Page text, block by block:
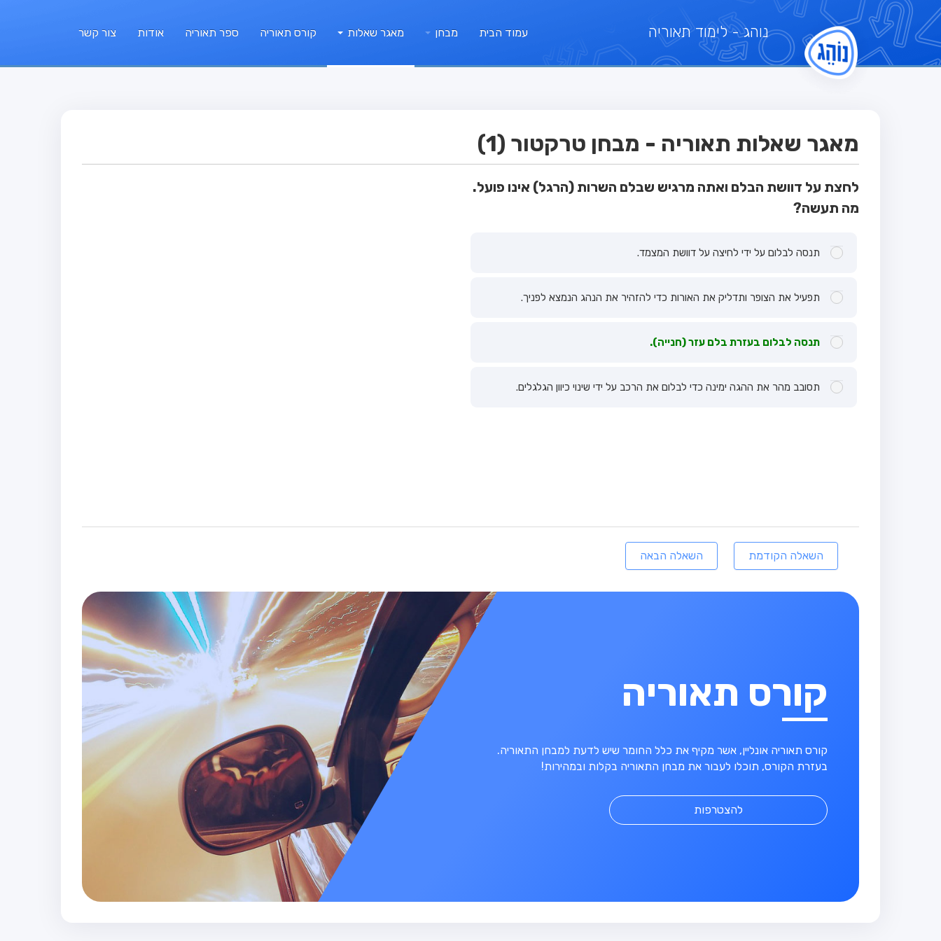
נוהג- לימוד תאוריה עמוד הבית מבחן מאגר שאלות קורס תאוריה ספר תאוריה אודות צור קשר
מאגר שאלות תאוריה - מבחן טרקטור (1)
לחצת על דוושת הבלם ואתה מרגיש שבלם השרות (הרגל) אינו פועל.
מה תעשה?
תנסה לבלום על ידי לחיצה על דוושת המצמד.
תפעיל את הצופר ותדליק את האורות כדי להזהיר את הנהג הנמצא לפניך.
תנסה לבלום בעזרת בלם עזר (חנייה).
תסובב מהר את ההגה ימינה כדי לבלום את הרכב על ידי שינוי כיוון הגלגלים.
השאלה הקודמת השאלה הבאה
קורס תאוריה
קורס תאוריה אונליין, אשר מקיף את כלל החומר שיש לדעת למבחן התאוריה.
בעזרת הקורס, תוכלו לעבור את מבחן התאוריה בקלות ובמהירות!
להצטרפות